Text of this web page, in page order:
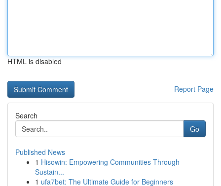
HTML is disabled
Report Page
Search
Go
Published News
1 Hisowin: Empowering Communities Through
Sustain...
1 ufa7bet: The Ultimate Guide for Beginners